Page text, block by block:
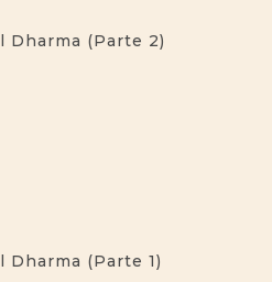
Dharma (parte 2)
Dharma (parte 1)